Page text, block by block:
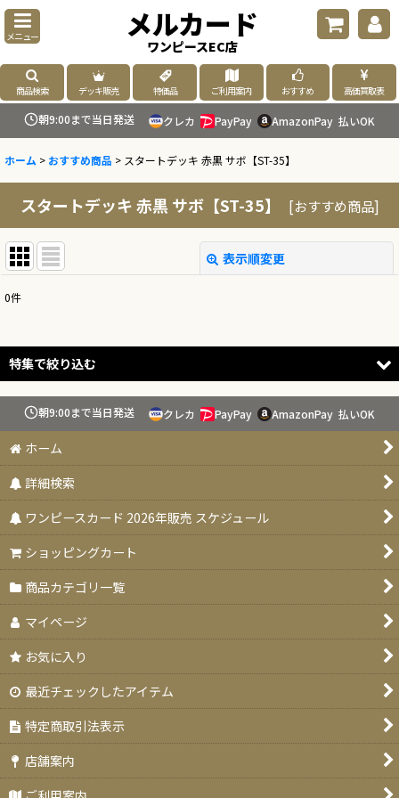
メニュー メルカード
ワンピースEC店
商品検索 デッキ販売 特価品 ご利用案内 おすすめ 高価買取表
朝9:00まで当日発送 クレカ PayPay AmazonPay 払いOK
ホーム > おすすめ商品 > スタートデッキ 赤黒 サボ【ST-35】
スタートデッキ 赤黒 サボ【ST-35】 [おすすめ商品]
表示順変更
並び順:
0件
特集で絞り込む
スタートデッキ 【ST-31〜36】
ブースターパック 決戦の刻【OP-16】
特価品
お楽しみ袋
デッキ販売
プロモカード
ドン！！カード
未開封品
エクストラブースター EGGHEAD CRISIS(エッグヘッドクライシ
ス)【EB-04】
朝9:00まで当日発送 クレカ PayPay AmazonPay 払いOK
ホーム
詳細検索
ワンピースカード 2026年販売 スケジュール
ショッピングカート
商品カテゴリ一覧
マイページ
お気に入り
最近チェックしたアイテム
特定商取引法表示
店舗案内